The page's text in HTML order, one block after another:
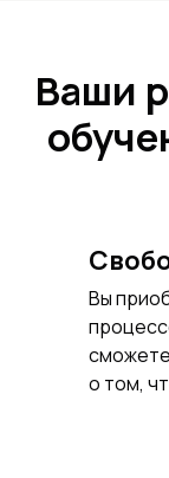
Ваши
Вы
о том,